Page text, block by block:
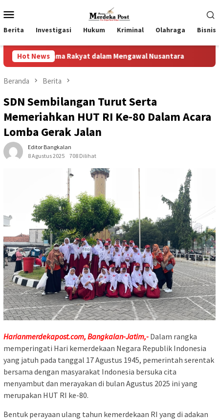
ke
kontenMobile
Berita Investigasi Hukum Kriminal Olahraga Bisnis
Hot News
Rakyat dalam Mengawal Nusantara IWL Bersurat Ke
Beranda Berita
SDN Sembilangan Turut Serta
Memeriahkan HUT RI Ke-80 Dalam Acara
Lomba Gerak Jalan
Editor Bangkalan
8 Agustus 2025
708 Dilihat
Harianmerdekapost.com, Bangkalan-Jatim,- Dalam rangka
memperingati Hari kemerdekaan Negara Republik Indonesia
yang jatuh pada tanggal 17 Agustus 1945, pemerintah serentak
bersama dengan masyarakat Indonesia bersuka cita
menyambut dan merayakan di bulan Agustus 2025 ini yang
merupakan HUT RI ke-80.
Bentuk perayaan ulang tahun kemerdekaan RI yang di adakan